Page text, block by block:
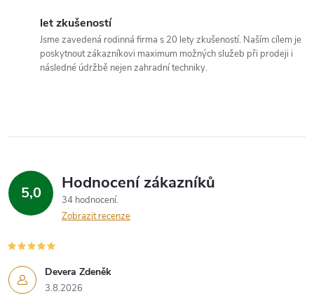
y
v
ý
p
i
s
let zkušeností
Jsme zavedená rodinná firma s 20 lety zkušeností. Naším cílem je
poskytnout zákazníkovi maximum možných služeb při prodeji i
následné údržbě nejen zahradní techniky.
5,0 Hodnocení zákazníků
34 hodnocení
Zobrazit recenze
Devera Zdeněk
3.8.2026